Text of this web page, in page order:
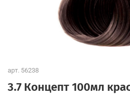
арт. 56238
3.7 Концепт 100мл